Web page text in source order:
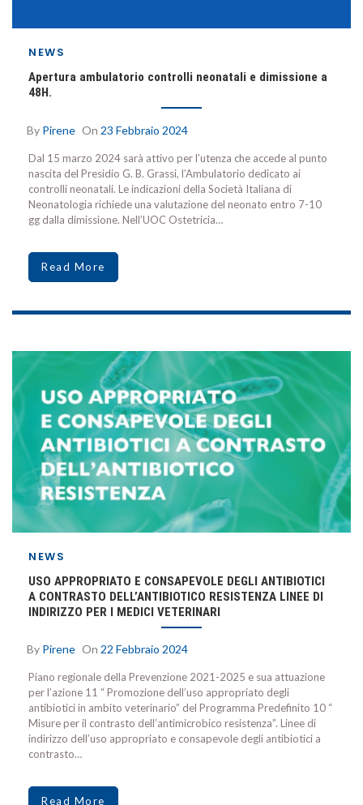
NEWS
Apertura ambulatorio controlli neonatali e dimissione a
48H.
By Pirene On 23 Febbraio 2024
Dal 15 marzo 2024 sarà attivo per l’utenza che accede al punto
nascita del Presidio G. B. Grassi, l’Ambulatorio dedicato ai
controlli neonatali. Le indicazioni della Società Italiana di
Neonatologia richiede una valutazione del neonato entro 7-10
gg dalla dimissione. Nell’UOC Ostetricia…
Read More
NEWS
USO APPROPRIATO E CONSAPEVOLE DEGLI ANTIBIOTICI
A CONTRASTO DELL’ANTIBIOTICO RESISTENZA LINEE DI
INDIRIZZO PER I MEDICI VETERINARI
By Pirene On 22 Febbraio 2024
Piano regionale della Prevenzione 2021-2025 e sua attuazione
per l’azione 11 “ Promozione dell’uso appropriato degli
antibiotici in ambito veterinario” del Programma Predefinito 10 “
Misure per il contrasto dell’antimicrobico resistenza”. Linee di
indirizzo dell’uso appropriato e consapevole degli antibiotici a
contrasto…
Read More